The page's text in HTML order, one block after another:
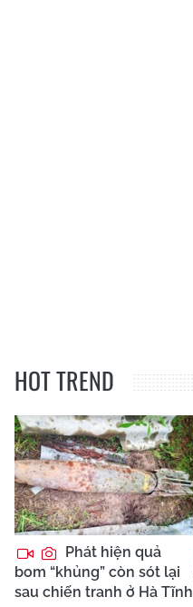
HOT TREND
Phát hiện quả
bom “khủng” còn sót lại
sau chiến tranh ở Hà Tĩnh